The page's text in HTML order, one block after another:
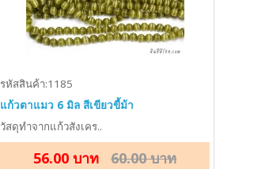
รหัสสินค้า:1185
แก้วตาแมว 6 มิล สีเขียวขี้ม้า
วัสดุทำจากแก้วสังเคร..
56.00 บาท 60.00 บาท